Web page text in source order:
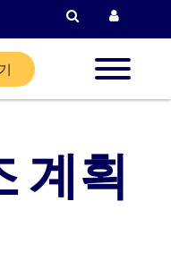
검색
현재 고
계획